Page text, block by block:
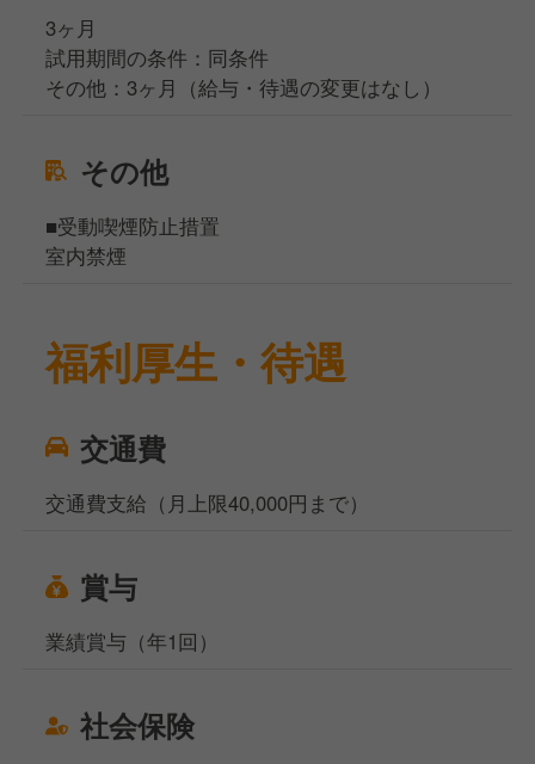
3ヶ月
試用期間の条件：同条件
その他：3ヶ月（給与・待遇の変更はなし）
その他
■受動喫煙防止措置
室内禁煙
福利厚生・待遇
交通費
交通費支給（月上限40,000円まで）
賞与
業績賞与（年1回）
社会保険